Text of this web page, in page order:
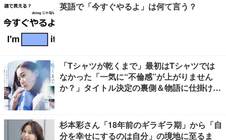
英語で「今すぐやるよ」は何て言う？
「Tシャツが乾くまで」最初はTシャツでは
なかった「一気に“不倫感”が上がりません
か？」タイトル決定の裏側＆物語に仕掛けた
杉本彩さん「18年前のギラギラ期」から「自
分を幸せにするのは自分」の境地に至るま